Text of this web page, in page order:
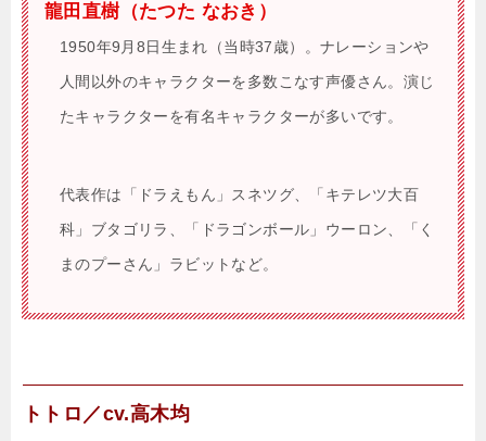
龍田直樹（たつた なおき）
1950年9月8日生まれ（当時37歳）。ナレーションや
人間以外のキャラクターを多数こなす声優さん。演じ
たキャラクターを有名キャラクターが多いです。
代表作は「ドラえもん」スネツグ、「キテレツ大百
科」ブタゴリラ、「ドラゴンボール」ウーロン、「く
まのプーさん」ラビットなど。
トトロ／cv.高木均